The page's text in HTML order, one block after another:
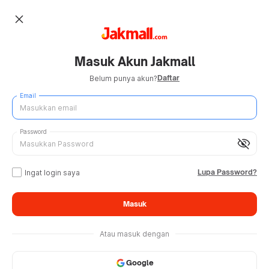
close
Masuk Akun Jakmall
Belum punya akun?Daftar
Email
visibility_off
Password
Ingat login saya Lupa Password?
Masuk
Atau masuk dengan
Google